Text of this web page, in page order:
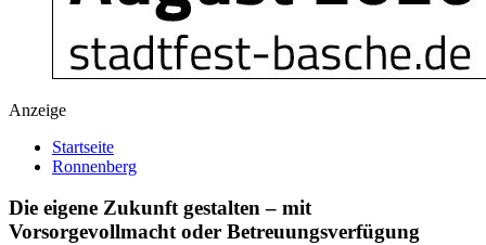
Anzeige
Startseite
Ronnenberg
Die eigene Zukunft gestalten – mit
Vorsorgevollmacht oder Betreuungsverfügung